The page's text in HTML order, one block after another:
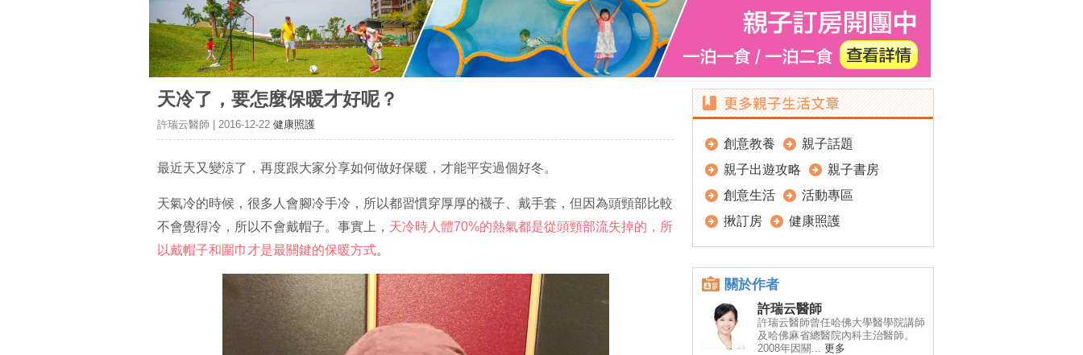
天冷了，要怎麼保暖才好呢？
許瑞云醫師 | 2016-12-22 健康照護
最近天又變涼了，再度跟大家分享如何做好保暖，才能平安過個好冬。
天氣冷的時候，很多人會腳冷手冷，所以都習慣穿厚厚的襪子、戴手套，但因為頭頸部比較
不會覺得冷，所以不會戴帽子。事實上， 天冷時人體70%的熱氣都是從頭頸部流失掉的，所
以戴帽子和圍巾才是最關鍵的保暖方式。
創意教養
親子話題
親子出遊攻略
親子書房
創意生活
活動專區
揪訂房
健康照護
關於作者
許瑞云醫師
許瑞云醫師曾任哈佛大學醫學院講師
及哈佛麻省總醫院內科主治醫師。
2008年因關... 更多